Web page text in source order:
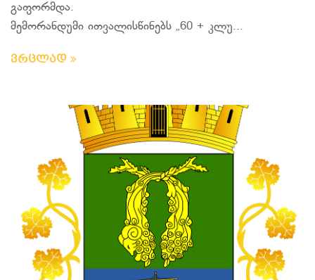
გაფორმდა.
მემორანდუმი ითვალისწინებს „60 + კლუ...
ვრცლად